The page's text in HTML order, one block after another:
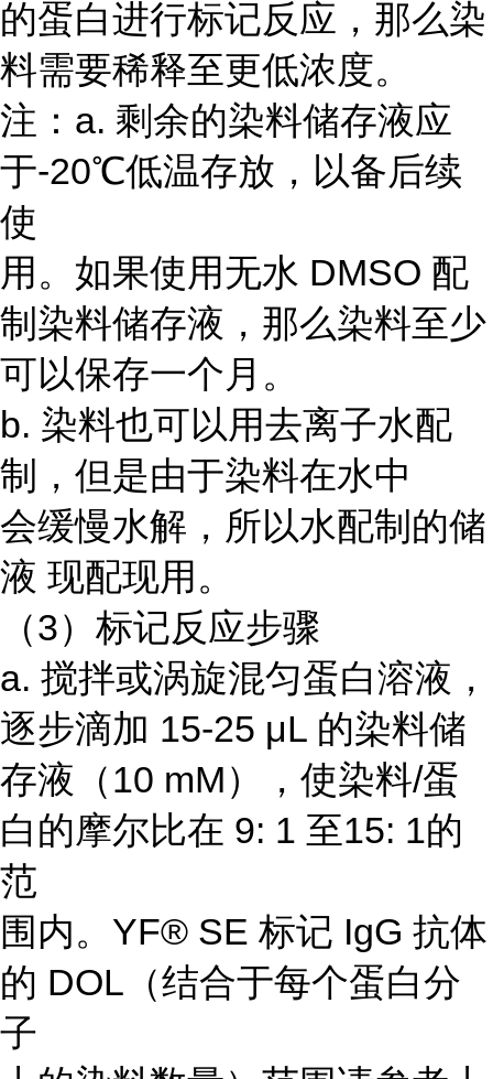
的蛋白进行标记反应，那么染
料需要稀释至更低浓度。
注：a. 剩余的染料储存液应
于-20℃低温存放，以备后续
使
用。如果使用无水 DMSO 配
制染料储存液，那么染料至少
可以保存一个月。
b. 染料也可以用去离子水配
制，但是由于染料在水中
会缓慢水解，所以水配制的储
液 现配现用。
（3）标记反应步骤
a. 搅拌或涡旋混匀蛋白溶液，
逐步滴加 15-25 μL 的染料储
存液（10 mM），使染料/蛋
白的摩尔比在 9: 1 至15: 1的
范
围内。YF® SE 标记 IgG 抗体
的 DOL（结合于每个蛋白分
子